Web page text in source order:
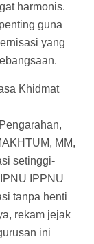
harmonis.
guna
yang
Khidmat
MM,
setinggi-
IPPNU
tanpa henti
rekam jejak
ini